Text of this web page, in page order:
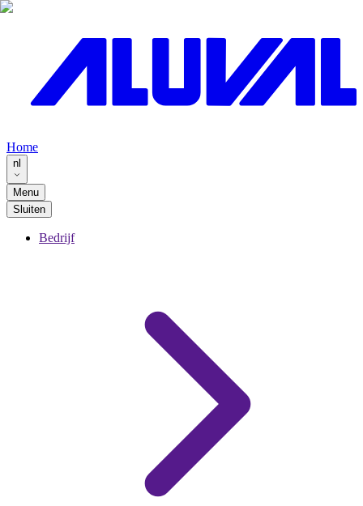
Home
nl
Menu
Sluiten
Bedrijf